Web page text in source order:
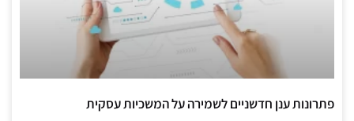
פתרונות ענן חדשניים לשמירה על המשכיות עסקית